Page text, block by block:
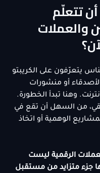
تتعلّم
والعملات
يتعرّفون على الكريبتو
أو منشورات
وهنا تبدأ الخطورة.
من السهل أن تقع في
الوهمية أو اتخاذ
الرقمية ليست
جزء متزايد من مستقبل